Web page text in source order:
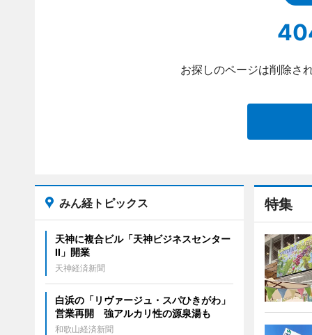
お探しのページは削除さ
特集
みん経トピックス
天神に複合ビル「天神ビジネスセンター
II」開業
天神経済新聞
白浜の「リヴァージュ・スパひきがわ」
営業再開 強アルカリ性の源泉湯も
和歌山経済新聞